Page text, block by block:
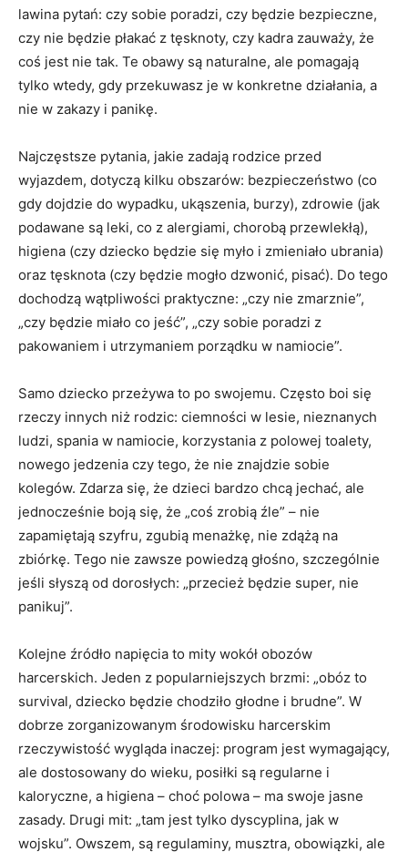
lawina pytań: czy sobie poradzi, czy będzie bezpieczne,
czy nie będzie płakać z tęsknoty, czy kadra zauważy, że
coś jest nie tak. Te obawy są naturalne, ale pomagają
tylko wtedy, gdy przekuwasz je w konkretne działania, a
nie w zakazy i panikę.
Najczęstsze pytania, jakie zadają rodzice przed
wyjazdem, dotyczą kilku obszarów: bezpieczeństwo (co
gdy dojdzie do wypadku, ukąszenia, burzy), zdrowie (jak
podawane są leki, co z alergiami, chorobą przewlekłą),
higiena (czy dziecko będzie się myło i zmieniało ubrania)
oraz tęsknota (czy będzie mogło dzwonić, pisać). Do tego
dochodzą wątpliwości praktyczne: „czy nie zmarznie”,
„czy będzie miało co jeść”, „czy sobie poradzi z
pakowaniem i utrzymaniem porządku w namiocie”.
Samo dziecko przeżywa to po swojemu. Często boi się
rzeczy innych niż rodzic: ciemności w lesie, nieznanych
ludzi, spania w namiocie, korzystania z polowej toalety,
nowego jedzenia czy tego, że nie znajdzie sobie
kolegów. Zdarza się, że dzieci bardzo chcą jechać, ale
jednocześnie boją się, że „coś zrobią źle” – nie
zapamiętają szyfru, zgubią menażkę, nie zdążą na
zbiórkę. Tego nie zawsze powiedzą głośno, szczególnie
jeśli słyszą od dorosłych: „przecież będzie super, nie
panikuj”.
Kolejne źródło napięcia to mity wokół obozów
harcerskich. Jeden z popularniejszych brzmi: „obóz to
survival, dziecko będzie chodziło głodne i brudne”. W
dobrze zorganizowanym środowisku harcerskim
rzeczywistość wygląda inaczej: program jest wymagający,
ale dostosowany do wieku, posiłki są regularne i
kaloryczne, a higiena – choć polowa – ma swoje jasne
zasady. Drugi mit: „tam jest tylko dyscyplina, jak w
wojsku”. Owszem, są regulaminy, musztra, obowiązki, ale